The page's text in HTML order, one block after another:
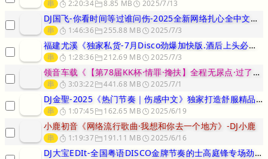
串 2:20:34 8.85 MB 2025/7/13
DJ国飞-你看时间等过谁问伤-2025全新网络扎心全中文超强重低音
串 1:46:36 255.88 MB 2025/7/3
福建尤溪《独家私货-7月Disco劲爆加快版.酒后上头必备。越听越
串 1:28:36 212.69 MB 2025/7/3
领音车载《【第78届KK杯·情罪·搀扶】全程无尿点·过了这个村没有
串 3:03:22 441.68 MB 2025/7/1
DJ金聖-2025《热门节奏｜伤感中文》独家打造舒服精品无心睡眠鼓
串 1:07:45 162.65 MB 2025/6/19
小鹿初音《网络流行歌曲·我想和你去一个地方》-DJ小鹿
串 1:19:37 191.11 MB 2025/6/16
DJ大宝EDIt-全国粤语DISCO金牌节奏的士高庭锋专场劲爆劲曲